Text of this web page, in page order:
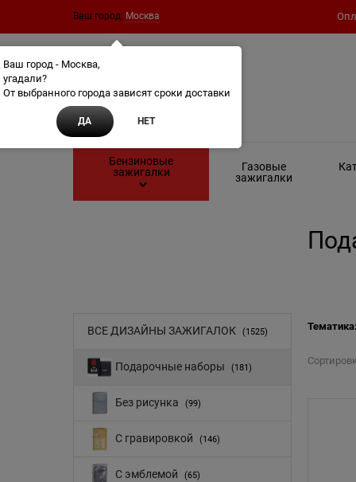
Ваш город: Москва
Бензиновые
зажигалки
Газовые
зажигалки
ВСЕ ДИЗАЙНЫ ЗАЖИГАЛОК (1525)
Подарочные наборы (181)
Без рисунка (99)
С гравировкой (146)
С эмблемой (65)
Тематика:
Ваш город - Москва,
угадали?
От выбранного города зависят сроки доставки
ДА НЕТ